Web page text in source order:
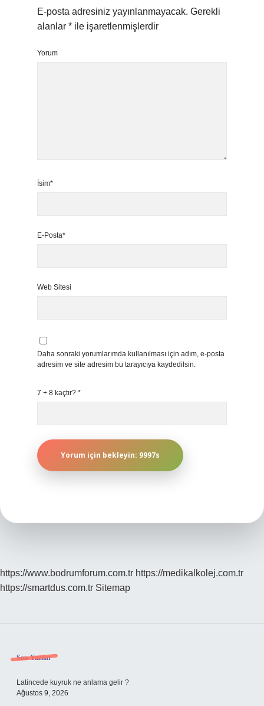
E-posta adresiniz yayınlanmayacak. Gerekli
alanlar * ile işaretlenmişlerdir
Yorum
İsim*
E-Posta*
Web Sitesi
Daha sonraki yorumlarımda kullanılması için adım, e-posta
adresim ve site adresim bu tarayıcıya kaydedilsin.
7 + 8 kaçtır? *
https://www.bodrumforum.com.tr https://medikalkolej.com.tr
https://smartdus.com.tr Sitemap
Sidebar
Son Yazılar
Latincede kuyruk ne anlama gelir ?
Ağustos 9, 2026